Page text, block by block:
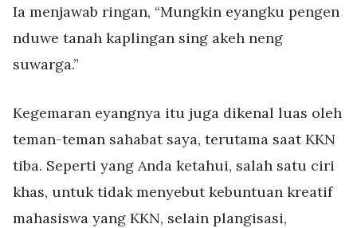
Ia menjawab ringan, “Mungkin eyangku pengen
nduwe tanah kaplingan sing akeh neng
suwarga.”
Kegemaran eyangnya itu juga dikenal luas oleh
teman-teman sahabat saya, terutama saat KKN
tiba. Seperti yang Anda ketahui, salah satu ciri
khas, untuk tidak menyebut kebuntuan kreatif
mahasiswa yang KKN, selain plangisasi,